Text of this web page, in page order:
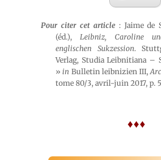
Pour citer cet article: Jaime de
(éd.),Leibniz, Caroline
englischen Sukzession.
Verlag, Studia Leibnitiana –
»in Bulletin leibnizien III,
tome 80/3, avril-juin 2017, p.
♦♦♦